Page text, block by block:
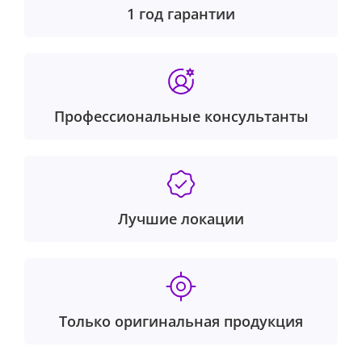
1 год гарантии
Профессиональные консультанты
Лучшие локации
Только оригинальная продукция